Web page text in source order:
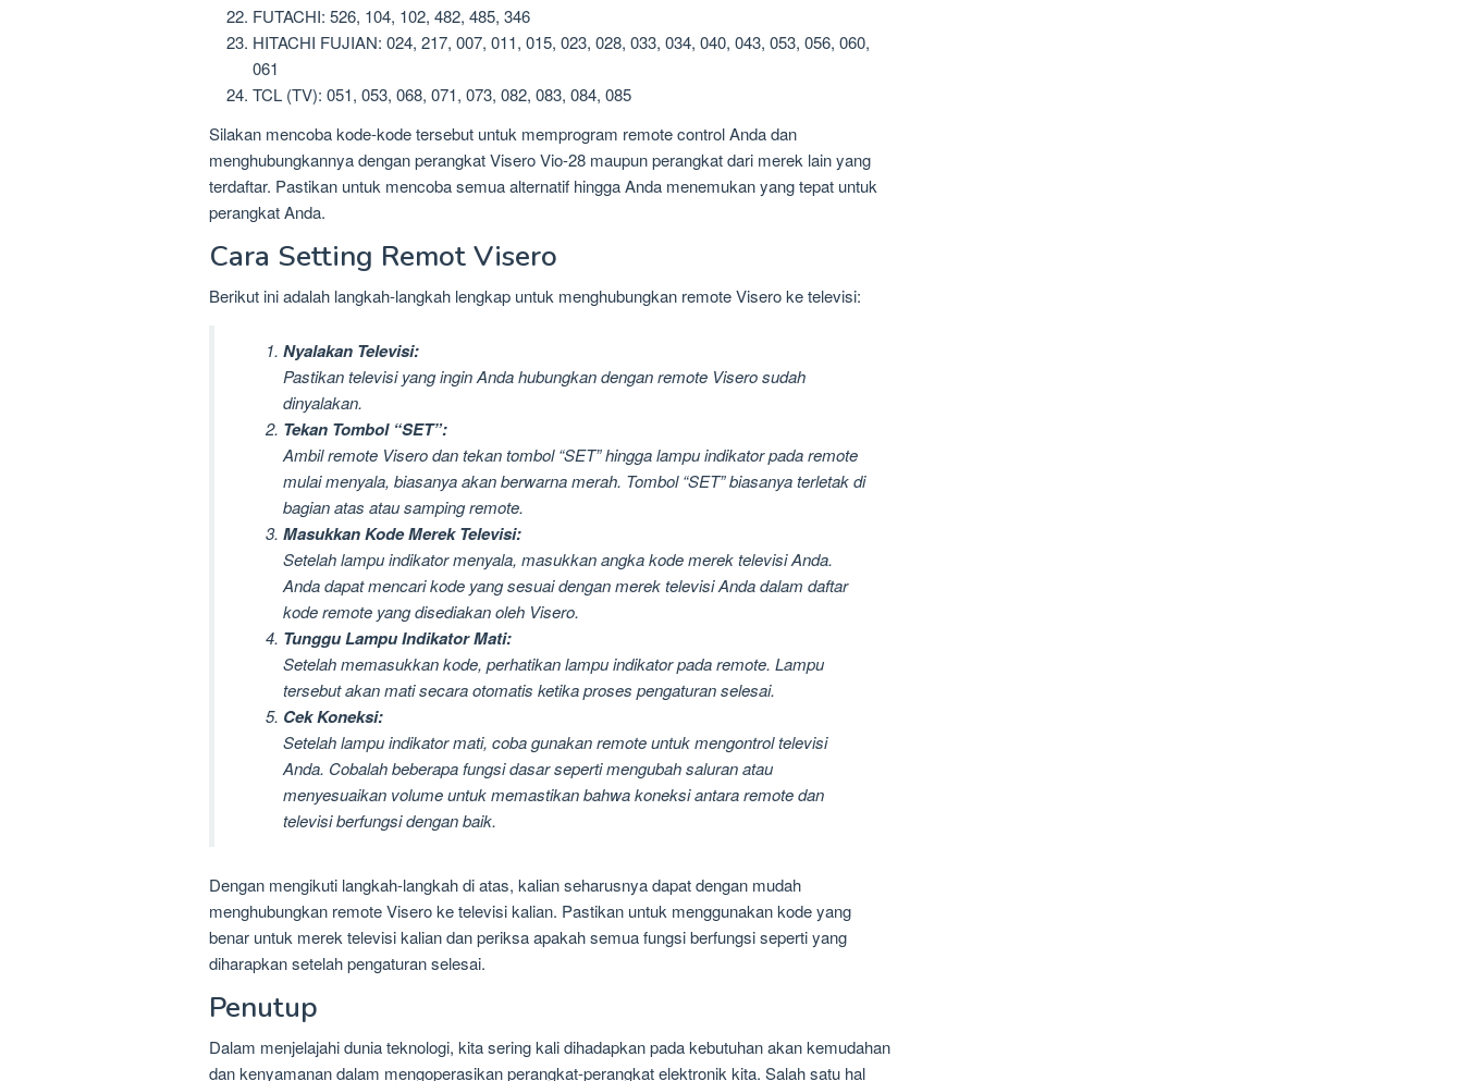
FUTACHI: 526, 104, 102, 482, 485, 346
HITACHI FUJIAN: 024, 217, 007, 011, 015, 023, 028, 033, 034, 040, 043, 053, 056, 060,
061
TCL (TV): 051, 053, 068, 071, 073, 082, 083, 084, 085
Silakan mencoba kode-kode tersebut untuk memprogram remote control Anda dan
menghubungkannya dengan perangkat Visero Vio-28 maupun perangkat dari merek lain yang
terdaftar. Pastikan untuk mencoba semua alternatif hingga Anda menemukan yang tepat untuk
perangkat Anda.
Cara Setting Remot Visero
Berikut ini adalah langkah-langkah lengkap untuk menghubungkan remote Visero ke televisi:
Nyalakan Televisi:
Pastikan televisi yang ingin Anda hubungkan dengan remote Visero sudah
dinyalakan.
Tekan Tombol “SET”:
Ambil remote Visero dan tekan tombol “SET” hingga lampu indikator pada remote
mulai menyala, biasanya akan berwarna merah. Tombol “SET” biasanya terletak di
bagian atas atau samping remote.
Masukkan Kode Merek Televisi:
Setelah lampu indikator menyala, masukkan angka kode merek televisi Anda.
Anda dapat mencari kode yang sesuai dengan merek televisi Anda dalam daftar
kode remote yang disediakan oleh Visero.
Tunggu Lampu Indikator Mati:
Setelah memasukkan kode, perhatikan lampu indikator pada remote. Lampu
tersebut akan mati secara otomatis ketika proses pengaturan selesai.
Cek Koneksi:
Setelah lampu indikator mati, coba gunakan remote untuk mengontrol televisi
Anda. Cobalah beberapa fungsi dasar seperti mengubah saluran atau
menyesuaikan volume untuk memastikan bahwa koneksi antara remote dan
televisi berfungsi dengan baik.
Dengan mengikuti langkah-langkah di atas, kalian seharusnya dapat dengan mudah
menghubungkan remote Visero ke televisi kalian. Pastikan untuk menggunakan kode yang
benar untuk merek televisi kalian dan periksa apakah semua fungsi berfungsi seperti yang
diharapkan setelah pengaturan selesai.
Penutup
Dalam menjelajahi dunia teknologi, kita sering kali dihadapkan pada kebutuhan akan kemudahan
dan kenyamanan dalam mengoperasikan perangkat-perangkat elektronik kita. Salah satu hal